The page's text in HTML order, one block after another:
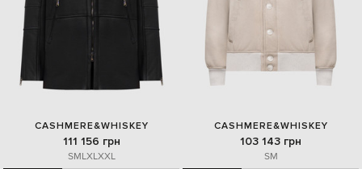
CASHMERE&WHISKEY
111 156 грн
SMLXLXXL
CASHMERE&WHISKEY
103 143 грн
SM